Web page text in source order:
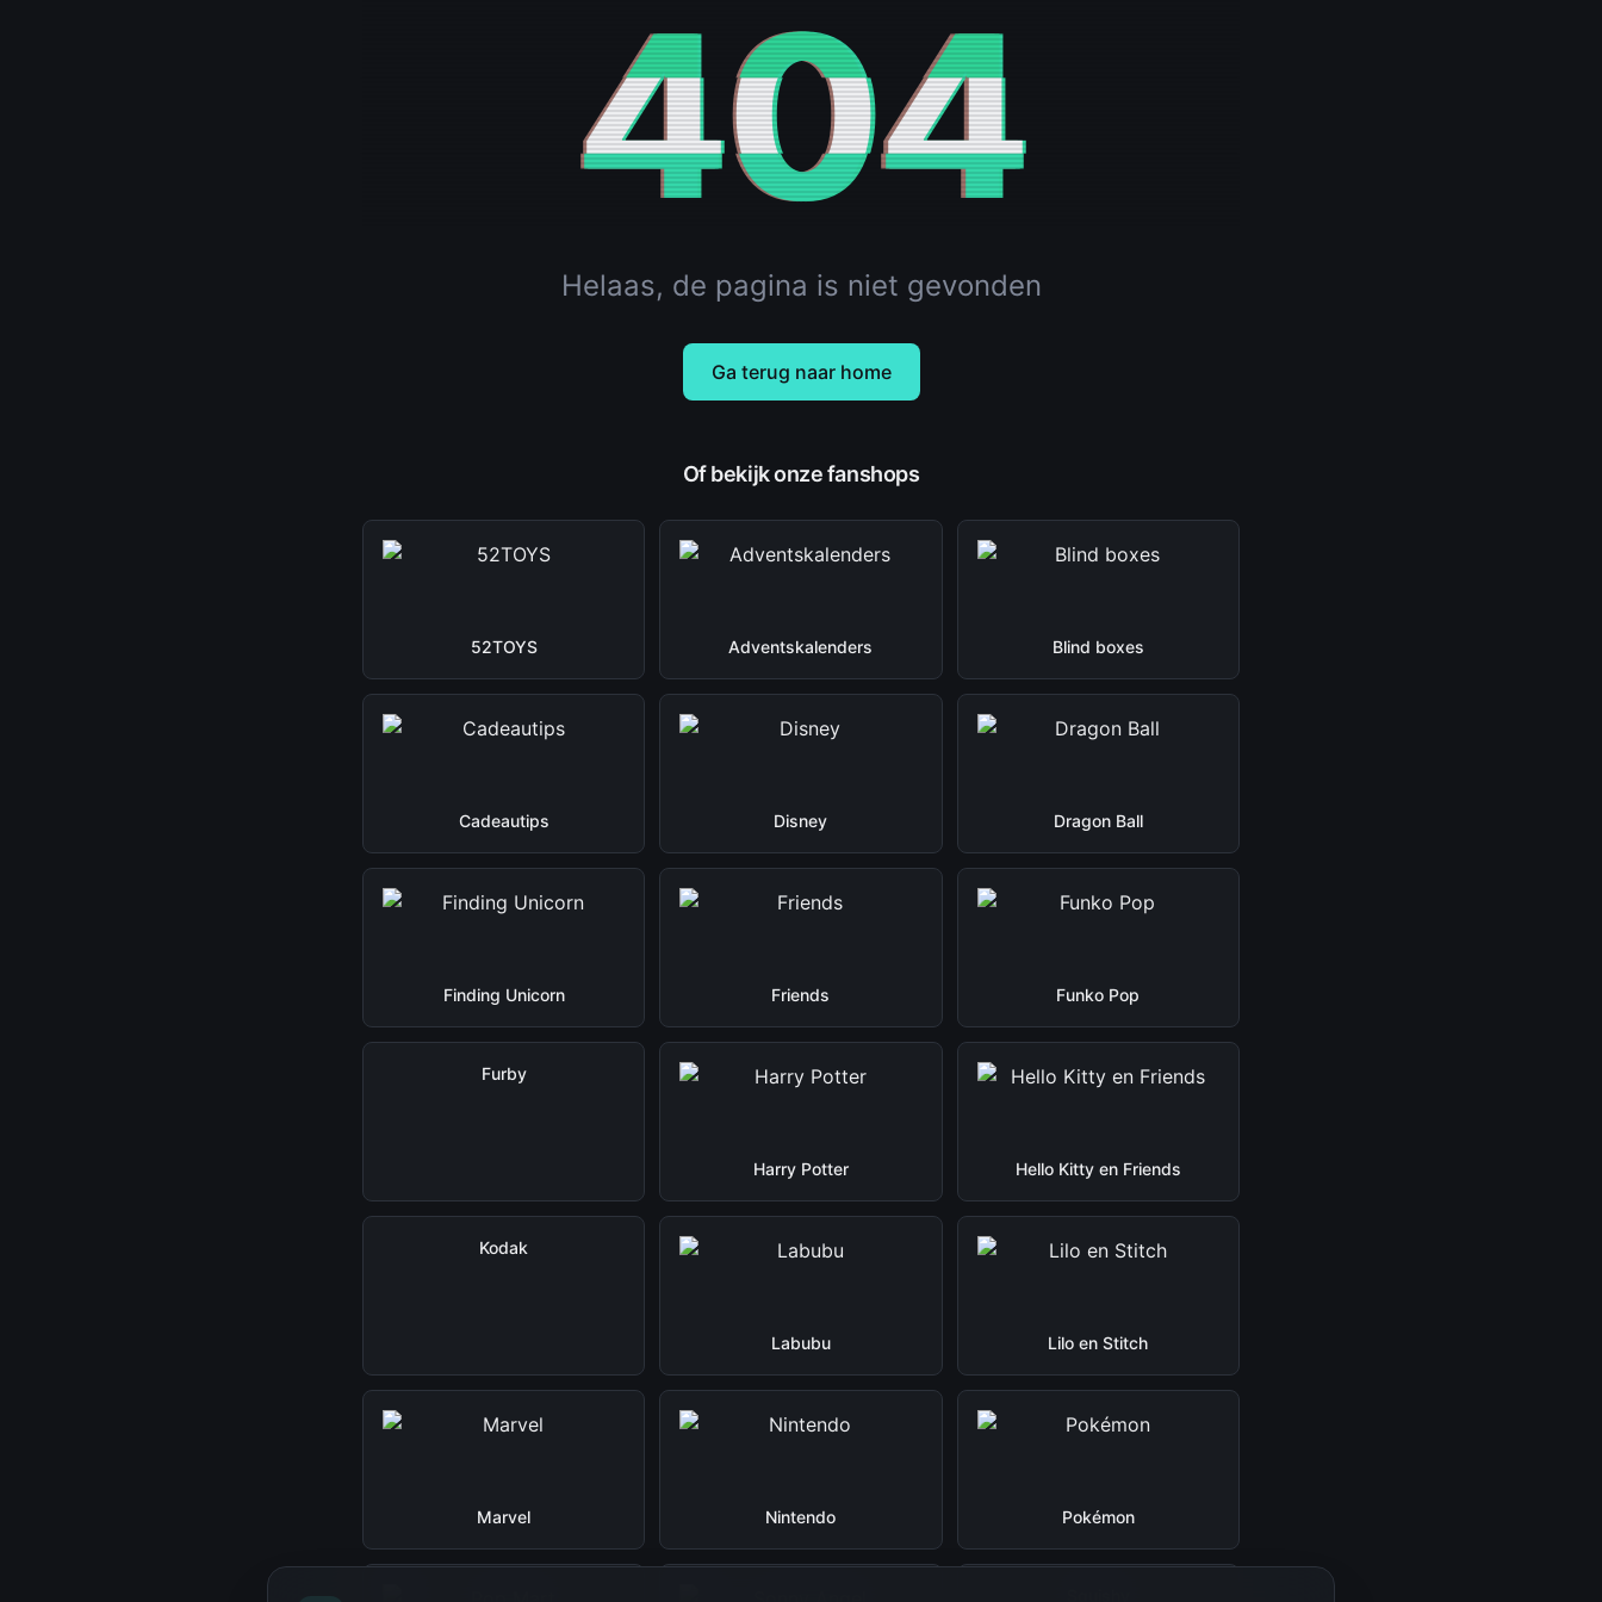
404
Helaas, de pagina is niet gevonden
Ga terug naar home
Of bekijk onze fanshops
52TOYS Adventskalenders Blind boxes
Cadeautips Disney Dragon Ball
Finding Unicorn Friends Funko Pop
Furby
Harry Potter Hello Kitty en Friends
Kodak
Labubu Lilo en Stitch
Marvel Nintendo Pokémon